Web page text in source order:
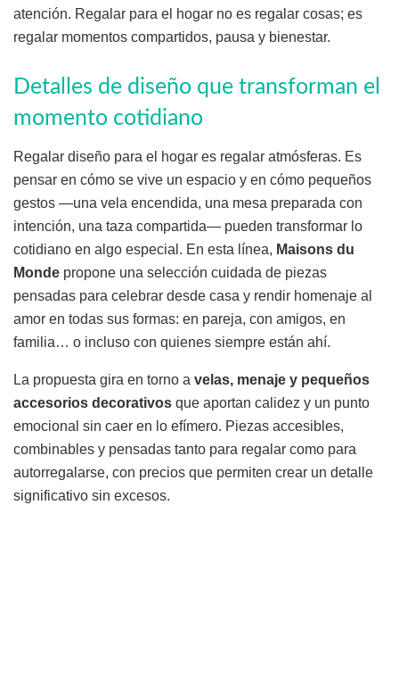
atención. Regalar para el hogar no es regalar cosas; es
regalar momentos compartidos, pausa y bienestar.
Detalles de diseño que transforman el
momento cotidiano
Regalar diseño para el hogar es regalar atmósferas. Es
pensar en cómo se vive un espacio y en cómo pequeños
gestos —una vela encendida, una mesa preparada con
intención, una taza compartida— pueden transformar lo
cotidiano en algo especial. En esta línea, Maisons du
Monde propone una selección cuidada de piezas
pensadas para celebrar desde casa y rendir homenaje al
amor en todas sus formas: en pareja, con amigos, en
familia… o incluso con quienes siempre están ahí.
La propuesta gira en torno a velas, menaje y pequeños
accesorios decorativos que aportan calidez y un punto
emocional sin caer en lo efímero. Piezas accesibles,
combinables y pensadas tanto para regalar como para
autorregalarse, con precios que permiten crear un detalle
significativo sin excesos.